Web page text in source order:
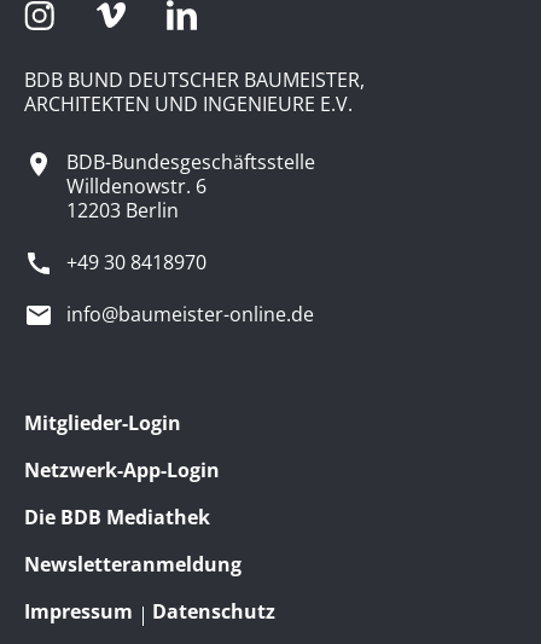
BDB BUND DEUTSCHER BAUMEISTER,
ARCHITEKTEN UND INGENIEURE E.V.
BDB-Bundesgeschäftsstelle
Willdenowstr. 6
12203 Berlin
+49 30 8418970
info@baumeister-online.de
Mitglieder-Login
Netzwerk-App-Login
Die BDB Mediathek
Newsletteranmeldung
Impressum
Datenschutz